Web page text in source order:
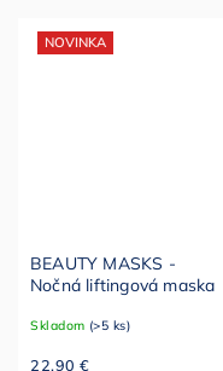
NOVINKA
BEAUTY MASKS -
Nočná liftingová maska
Skladom (>5 ks)
22,90 €